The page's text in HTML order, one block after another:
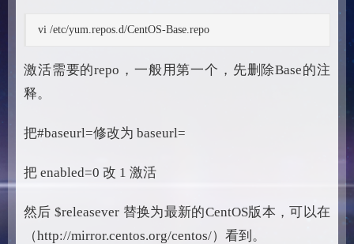
vi /etc/yum.repos.d/CentOS-Base.repo
激活需要的repo，一般用第一个，先删除Base的注
释。
把#baseurl=修改为 baseurl=
把 enabled=0 改 1 激活
然后 $releasever 替换为最新的CentOS版本，可以在
（http://mirror.centos.org/centos/）看到。